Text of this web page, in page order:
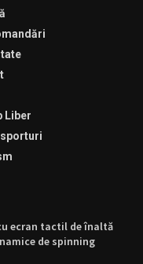
Liber
ecran tactil de înaltă
de spinning